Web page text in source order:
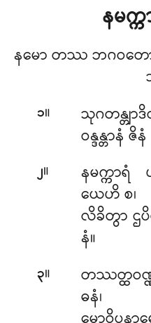
နမက္
နမော တဿ ဘဂဝတော
၁။ သုဂတန္တျာ
ဝန္ဒန္တာနံ
၂။
နမက္ကာရံ
ယေဟိ စ၊
လိခိတွာ ဌပိ
နံ။
၃။
တဿတ္ထဝဏ္
ဓနံ၊